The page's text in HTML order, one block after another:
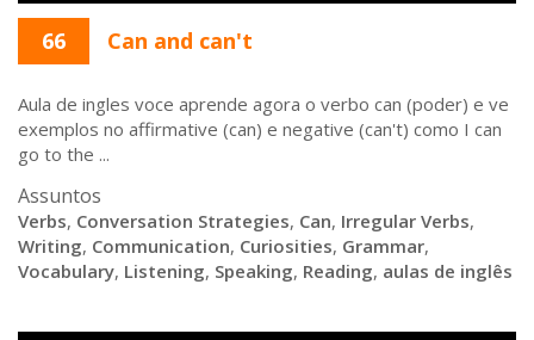
66 Can and can't
Aula de ingles voce aprende agora o verbo can (poder) e ve
exemplos no affirmative (can) e negative (can't) como I can
go to the ...
Assuntos
Verbs, Conversation Strategies, Can, Irregular Verbs,
Writing, Communication, Curiosities, Grammar,
Vocabulary, Listening, Speaking, Reading, aulas de inglês